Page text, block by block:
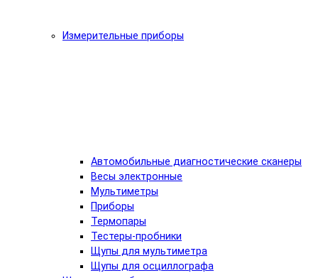
Измерительные приборы
Автомобильные диагностические сканеры
Весы электронные
Мультиметры
Приборы
Термопары
Тестеры-пробники
Щупы для мультиметра
Щупы для осциллографа